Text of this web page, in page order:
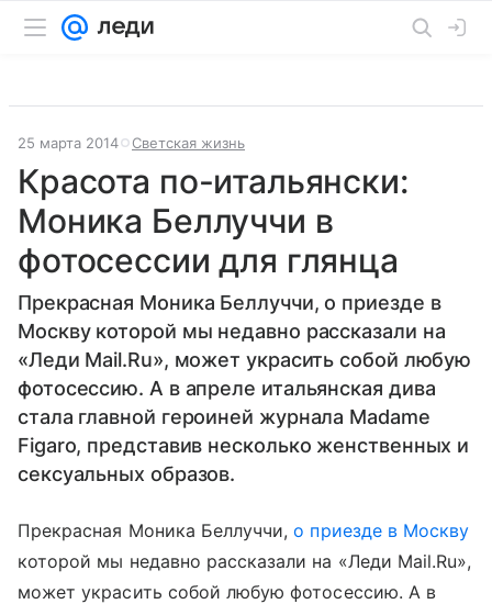
25 марта 2014 Светская жизнь
Красота по-итальянски:
Моника Беллуччи в
фотосессии для глянца
Прекрасная Моника Беллуччи, о приезде в
Москву которой мы недавно рассказали на
«Леди Mail.Ru», может украсить собой любую
фотосессию. А в апреле итальянская дива
стала главной героиней журнала Madame
Figaro, представив несколько женственных и
сексуальных образов.
Прекрасная Моника Беллуччи,о приезде в Москву
которой мы недавно рассказали на «Леди Mail.Ru»,
может украсить собой любую фотосессию. А в